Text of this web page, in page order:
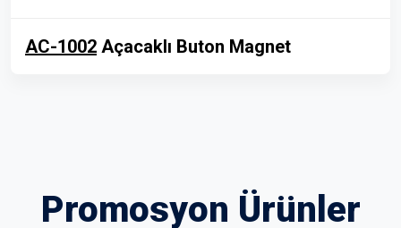
AC-1002 Açacaklı Buton Magnet
Promosyon Ürünler